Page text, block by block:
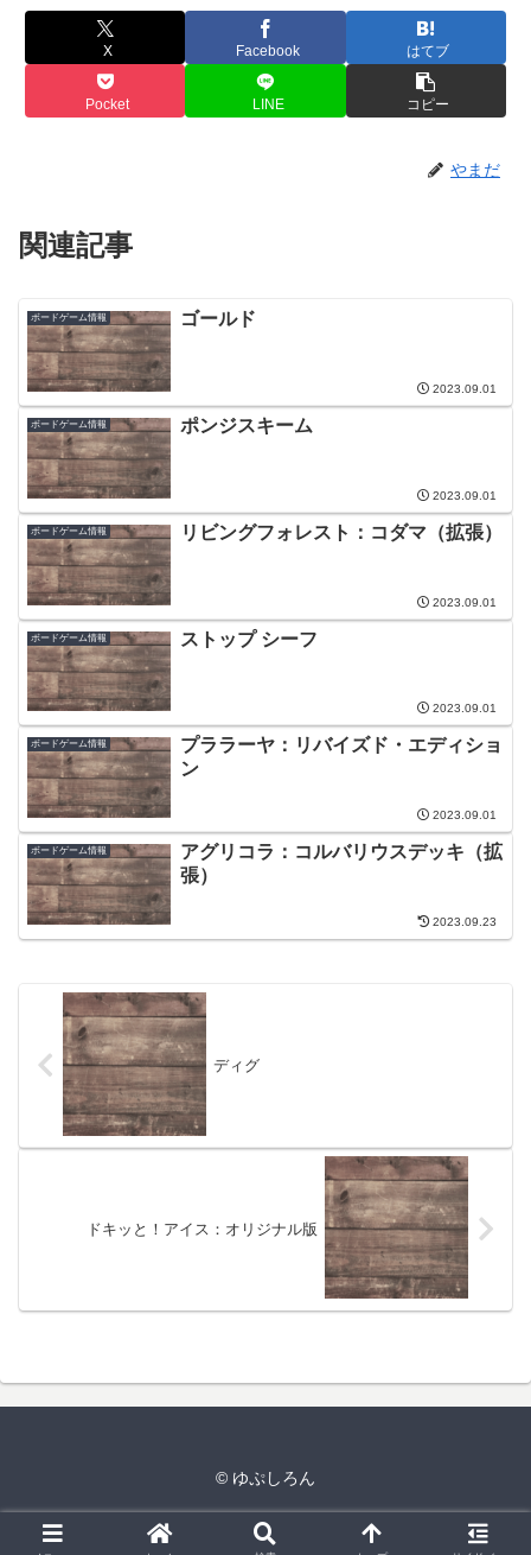
X Facebook はてブ
Pocket LINE コピー
やまだ
関連記事
ボードゲーム情報 ゴールド
2023.09.01
ボードゲーム情報 ポンジスキーム
2023.09.01
ボードゲーム情報 リビングフォレスト：コダマ（拡張）
2023.09.01
ボードゲーム情報 ストップ シーフ
2023.09.01
ボードゲーム情報
プララーヤ：リバイズド・エディショ
ン
2023.09.01
ボードゲーム情報
アグリコラ：コルバリウスデッキ（拡
張）
2023.09.23
ディグ
ドキッと！アイス：オリジナル版
© ゆぷしろん